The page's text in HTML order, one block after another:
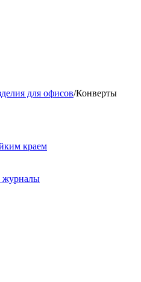
для офисов/Конверты
краем
журналы